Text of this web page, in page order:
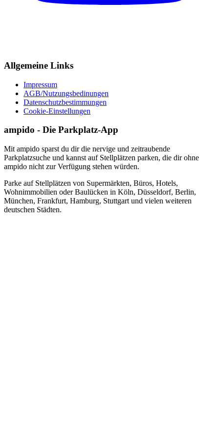
Allgemeine Links
Impressum
AGB/Nutzungsbedinungen
Datenschutzbestimmungen
Cookie-Einstellungen
ampido - Die Parkplatz-App
Mit ampido sparst du dir die nervige und zeitraubende
Parkplatzsuche und kannst auf Stellplätzen parken, die dir ohne
ampido nicht zur Verfügung stehen würden.
Parke auf Stellplätzen von Supermärkten, Büros, Hotels,
Wohnimmobilien oder Baulücken in Köln, Düsseldorf, Berlin,
München, Frankfurt, Hamburg, Stuttgart und vielen weiteren
deutschen Städten.